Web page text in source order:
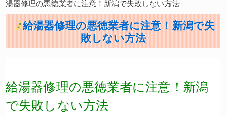
湯器修理の悪徳業者に注意！新潟で失敗しない方法
給湯器修理の悪徳業者に注意！新潟で失
敗しない方法
給湯器修理の悪徳業者に注意！新潟
で失敗しない方法